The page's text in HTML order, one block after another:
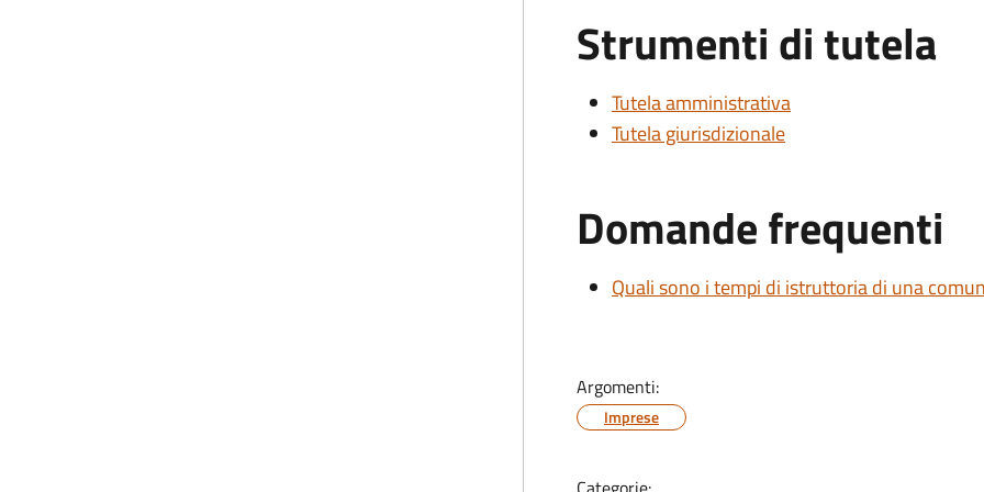
Strumenti di tutela
Tutela amministrativa
Tutela giurisdizionale
Domande frequenti
Quali sono i tempi di istruttoria di una
Argomenti:
Imprese